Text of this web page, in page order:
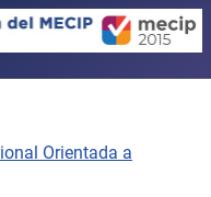
Orientada a